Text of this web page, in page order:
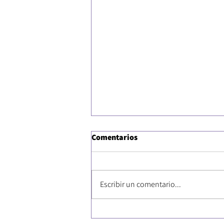
Comentarios
Escribir un comentario...